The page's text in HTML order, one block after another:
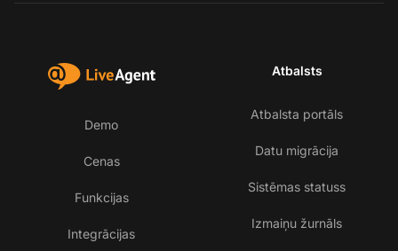
Demo
Cenas
Funkcijas
Integrācijas
Atbalsts
Atbalsta portāls
Datu migrācija
Sistēmas statuss
Izmaiņu žurnāls